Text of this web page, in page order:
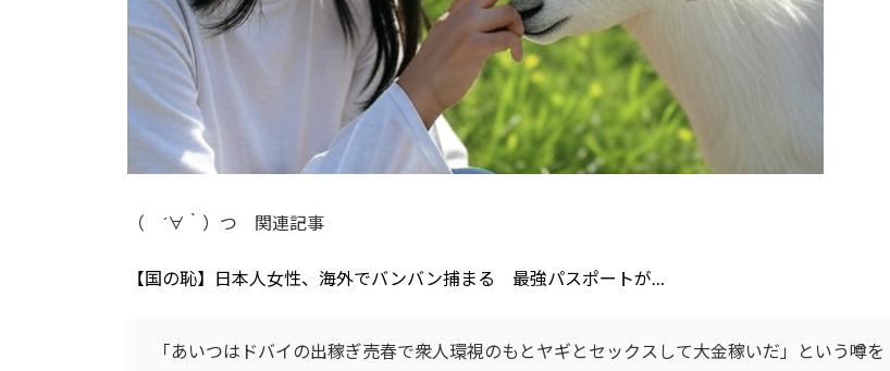
（ ´∀｀）つ 関連記事
【国の恥】日本人女性、海外でバンバン捕まる 最強パスポートが…
「あいつはドバイの出稼ぎ売春で衆人環視のもとヤギとセックスして大金稼いだ」という噂を